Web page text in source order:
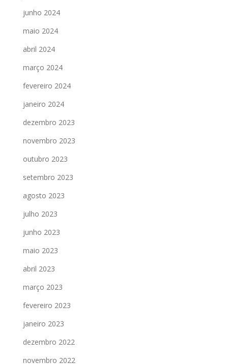
junho 2024
maio 2024
abril 2024
março 2024
fevereiro 2024
janeiro 2024
dezembro 2023
novembro 2023
outubro 2023
setembro 2023
agosto 2023
julho 2023
junho 2023
maio 2023
abril 2023
março 2023
fevereiro 2023
janeiro 2023
dezembro 2022
novembro 2022